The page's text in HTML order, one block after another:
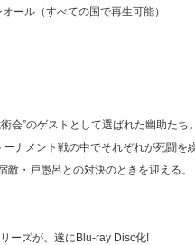
ール（すべての国で再生可能）
会”のゲストとして選ばれた幽助たち
ナメント戦の中でそれぞれが死闘を
敵・戸愚呂との対決のときを迎える。
ーズが、遂にBlu-ray Disc化!